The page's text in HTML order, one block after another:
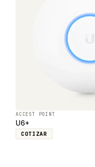
ACCEST POINT
U6+
COTIZAR